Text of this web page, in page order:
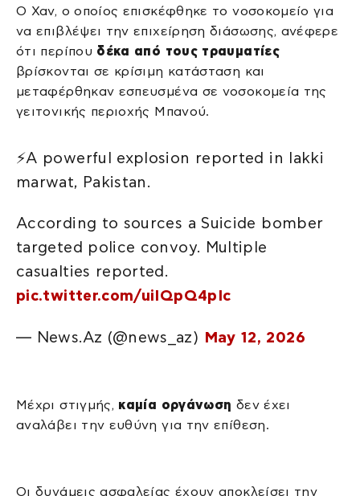
Ο Χαν, ο οποίος επισκέφθηκε το νοσοκομείο για
να επιβλέψει την επιχείρηση διάσωσης, ανέφερε
ότι περίπου δέκα από τους τραυματίες
βρίσκονται σε κρίσιμη κατάσταση και
μεταφέρθηκαν εσπευσμένα σε νοσοκομεία της
γειτονικής περιοχής Μπανού.
⚡A powerful explosion reported in lakki
marwat, Pakistan.
According to sources a Suicide bomber
targeted police convoy. Multiple
casualties reported.
pic.twitter.com/uiIQpQ4pIc
— News.Az (@news_az) May 12, 2026
Μέχρι στιγμής, καμία οργάνωση δεν έχει
αναλάβει την ευθύνη για την επίθεση.
Οι δυνάμεις ασφαλείας έχουν αποκλείσει την